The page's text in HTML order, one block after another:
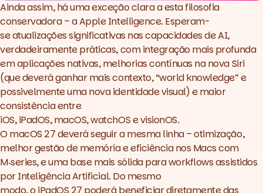
Ainda assim, há uma exceção clara a esta filosofia
conservadora – a Apple Intelligence. Esperam-
se atualizações significativas nas capacidades de AI,
verdadeiramente práticas, com integração mais profunda
em aplicações nativas, melhorias contínuas nanova Siri
(que deverá ganhar mais contexto, “world knowledge” e
possivelmente uma nova identidade visual) e maior
consistência entre
iOS, iPadOS, macOS, watchOS e visionOS.
O macOS 27 deverá seguir a mesma linha – otimização,
melhor gestão de memória e eficiência nos Macs com
M‑series, e uma base mais sólida paraworkflowsassistidos
por Inteligência Artificial. Do mesmo